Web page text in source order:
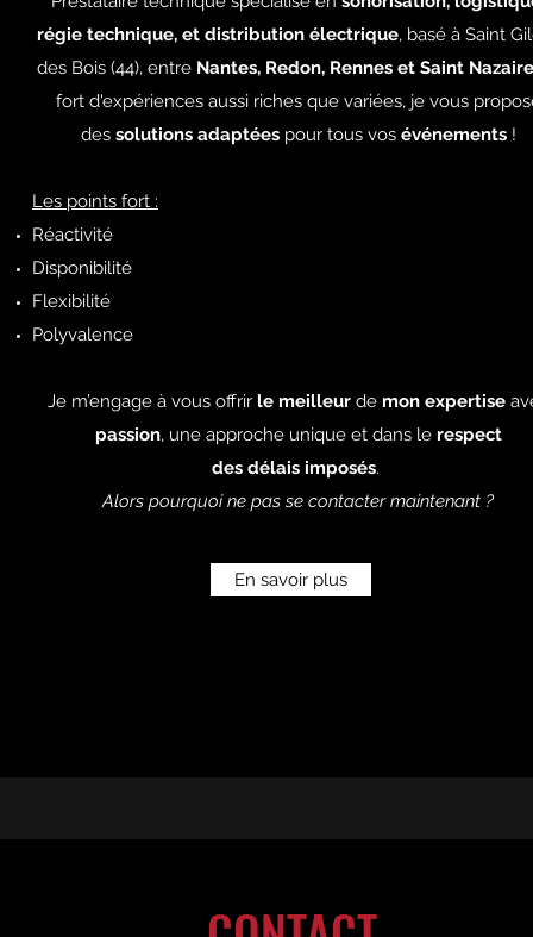
régie technique, et distribution électrique, basé à Saint
des Bois (44), entre Nantes, Redon, Rennes et Saint Nazaire
fort d'expériences aussi riches que variées, je vous
des solutions adaptées pour tous vos événements!
Les points fort :
Réactivité
Disponibilité
Flexibilité
Polyvalence
Je m’engage à vous offrir le meilleurde mon expertise
passion, une approche unique et dans le respect
des délais imposés.
Alors pourquoi ne pas se contacter maintenant ?
En savoir plus